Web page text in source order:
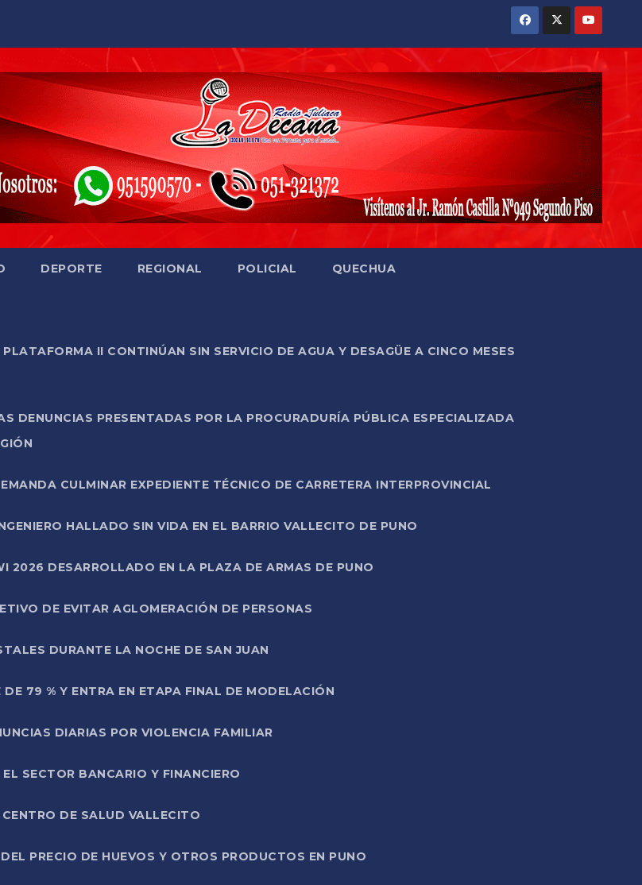
DEPORTE REGIONAL POLICIAL QUECHUA
II CONTINÚAN SIN SERVICIO DE AGUA Y DESAGÜE A CINCO MESES
DENUNCIAS PRESENTADAS POR LA PROCURADURÍA PÚBLICA ESPECIALIZADA
CULMINAR EXPEDIENTE TÉCNICO DE CARRETERA INTERPROVINCIAL
HALLADO SIN VIDA EN EL BARRIO VALLECITO DE PUNO
2026 DESARROLLADO EN LA PLAZA DE ARMAS DE PUNO
DE EVITAR AGLOMERACIÓN DE PERSONAS
DURANTE LA NOCHE DE SAN JUAN
79 % Y ENTRA EN ETAPA FINAL DE MODELACIÓN
DIARIAS POR VIOLENCIA FAMILIAR
SECTOR BANCARIO Y FINANCIERO
DE SALUD VALLECITO
PRECIO DE HUEVOS Y OTROS PRODUCTOS EN PUNO